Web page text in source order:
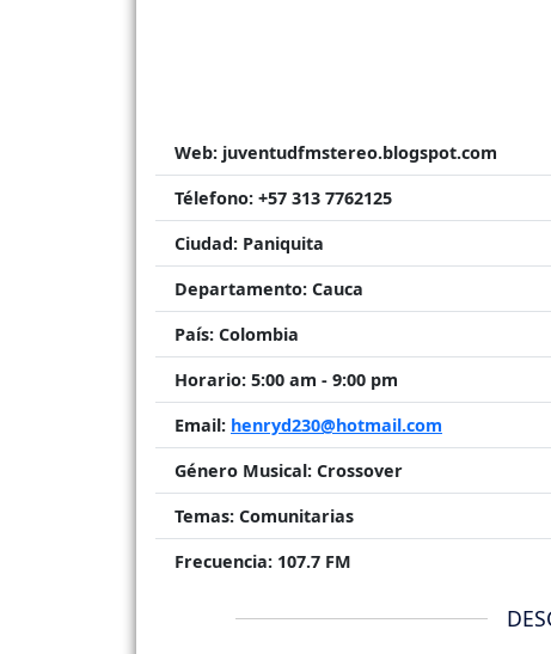
Web: juventudfmstereo.blogspot.com
Télefono: +57 313 7762125
Ciudad: Paniquita
Departamento: Cauca
País: Colombia
Horario: 5:00 am - 9:00 pm
Email: henryd230@hotmail.com
Género Musical: Crossover
Temas: Comunitarias
Frecuencia: 107.7 FM